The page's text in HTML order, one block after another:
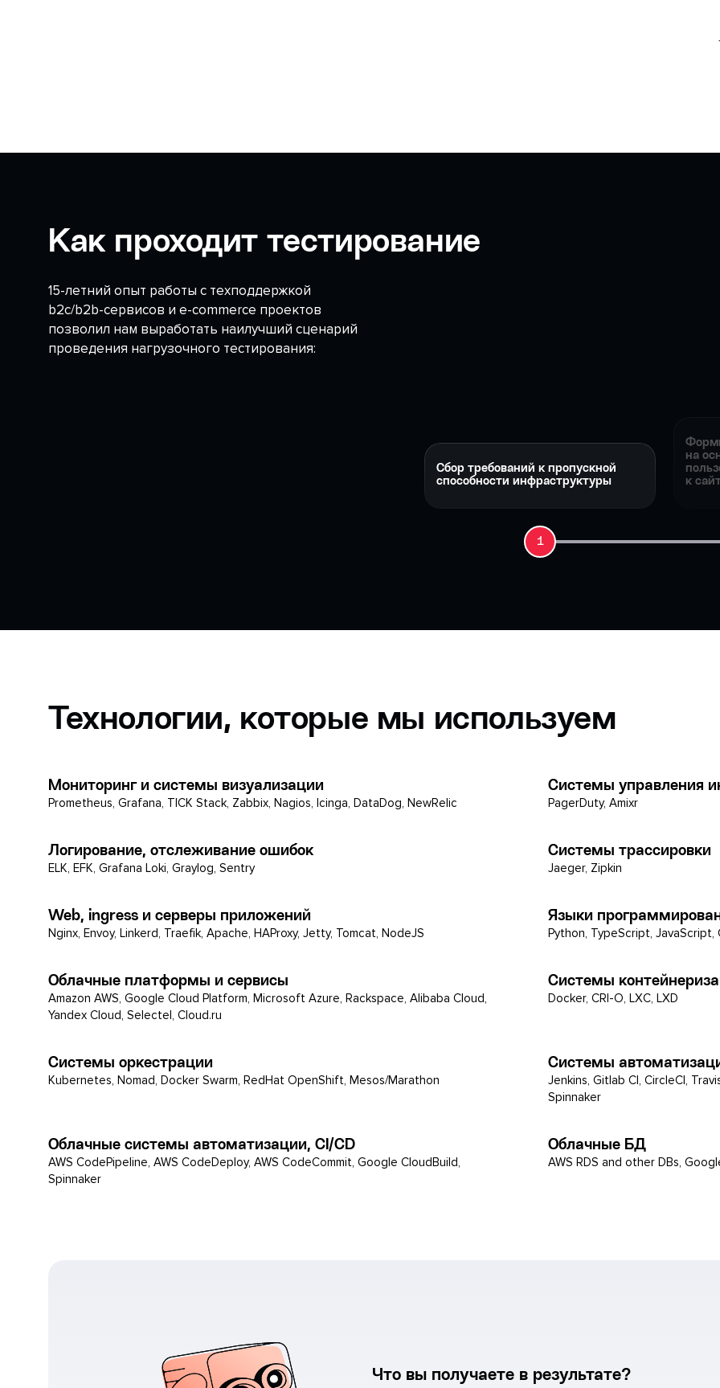
Как проходит тестирование
15-летний опыт работы с техподдержкой
b2c/b2b-сервисов и e-commerce проектов
позволил нам выработать наилучший сценарий
проведения нагрузочного тестирования:
Сбор требований к пропускной
способности инфраструктуры
1
на
к
Технологии, которые мы используем
Мониторинг и системы визуализации
Prometheus, Grafana, TICK Stack, Zabbix, Nagios, Icinga, DataDog, NewRelic
Системы управления
PagerDuty, Amixr
Логирование, отслеживание ошибок
ELK, EFK, Grafana Loki, Graylog, Sentry
Системы трассировки
Jaeger, Zipkin
Web, ingress и серверы приложений
Nginx, Envoy, Linkerd, Traefik, Apache, HAProxy, Jetty, Tomcat, NodeJS
Языки
Python, TypeScript, JavaScript,
Облачные платформы и сервисы
Amazon AWS, Google Cloud Platform, Microsoft Azure, Rackspace, Alibaba Cloud,
Yandex Cloud, Selectel, Cloud.ru
Системы
Docker, CRI-O, LXC, LXD
Системы оркестрации
Kubernetes, Nomad, Docker Swarm, RedHat OpenShift, Mesos/Marathon
Системы
Jenkins, Gitlab CI, CircleCI,
Spinnaker
Облачные системы автоматизации, CI/CD
AWS CodePipeline, AWS CodeDeploy, AWS CodeCommit, Google CloudBuild,
Spinnaker
Облачные БД
AWS RDS and other DBs,
Что вы получаете в результате?